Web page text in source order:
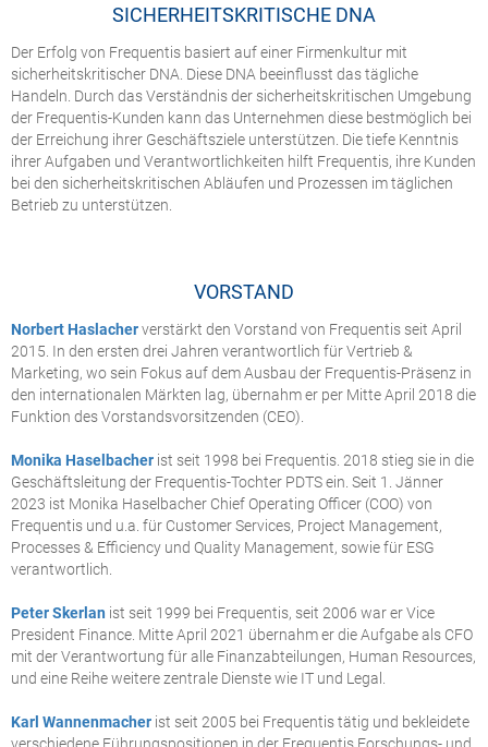
SICHERHEITSKRITISCHE DNA
Der Erfolg von Frequentis basiert auf einer Firmenkultur mit
sicherheitskritischer DNA. Diese DNA beeinflusst das tägliche
Handeln. Durch das Verständnis der sicherheitskritischen Umgebung
der Frequentis-Kunden kann das Unternehmen diese bestmöglich bei
der Erreichung ihrer Geschäftsziele unterstützen. Die tiefe Kenntnis
ihrer Aufgaben und Verantwortlichkeiten hilft Frequentis, ihre Kunden
bei den sicherheitskritischen Abläufen und Prozessen im täglichen
Betrieb zu unterstützen.
VORSTAND
Norbert Haslacherverstärkt den Vorstand von Frequentis seit April
2015. In den ersten drei Jahren verantwortlich für Vertrieb &
Marketing, wo sein Fokus auf dem Ausbau der Frequentis-Präsenz in
den internationalen Märkten lag, übernahm er per Mitte April 2018 die
Funktion des Vorstandsvorsitzenden (CEO). ​
Monika Haselbacher ist seit 1998 bei Frequentis. 2018 stieg sie in die
Geschäftsleitung der Frequentis-Tochter PDTS ein. Seit 1. Jänner
2023 ist Monika Haselbacher Chief Operating Officer (COO) von
Frequentis und u.a. für Customer Services, Project Management,
Processes & Efficiency und Quality Management, sowie für ESG
verantwortlich.
Peter Skerlan ist seit 1999 bei Frequentis, seit 2006 war er Vice
President Finance. Mitte April 2021 übernahm er die Aufgabe als CFO
mit der Verantwortung für alle Finanzabteilungen, Human Resources,
und eine Reihe weitere zentrale Dienste wie IT und Legal.
Karl Wannenmacher ist seit 2005 bei Frequentis tätig und bekleidete
verschiedene Führungspositionen in der Frequentis Forschungs- und